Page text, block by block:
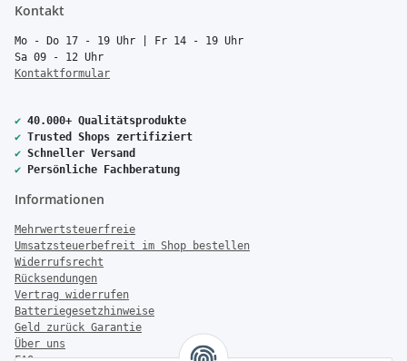
Kontakt
Mo - Do 17 - 19 Uhr | Fr 14 - 19 Uhr
Sa 09 - 12 Uhr
Kontaktformular
✔ 40.000+ Qualitätsprodukte
✔ Trusted Shops zertifiziert
✔ Schneller Versand
✔ Persönliche Fachberatung
Informationen
Mehrwertsteuerfreie
Umsatzsteuerbefreit im Shop bestellen
Widerrufsrecht
Rücksendungen
Vertrag widerrufen
Batteriegesetzhinweise
Geld zurück Garantie
Über uns